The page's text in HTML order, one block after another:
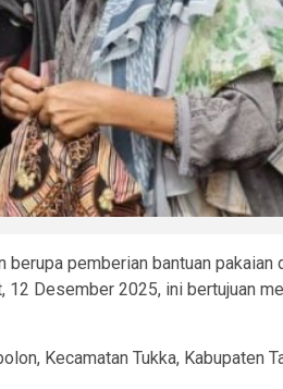
pemberian bantuan
Desember 2025, ini bertujuan
Kecamatan Tukka, Kabupaten